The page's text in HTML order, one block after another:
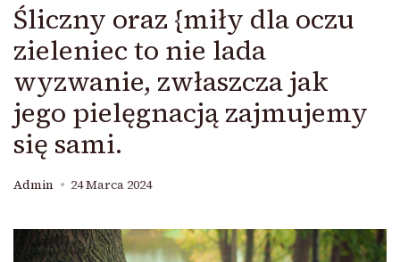
Śliczny oraz {miły dla oczu
zieleniec to nie lada
wyzwanie, zwłaszcza jak
jego pielęgnacją zajmujemy
się sami.
Admin 24 Marca 2024